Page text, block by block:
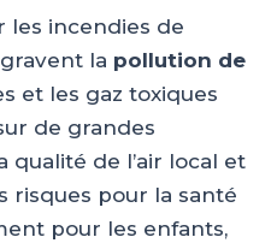
les incendies de
la pollution de
et les gaz toxiques
de grandes
qualité de l’air local et
risques pour la santé
pour les enfants,